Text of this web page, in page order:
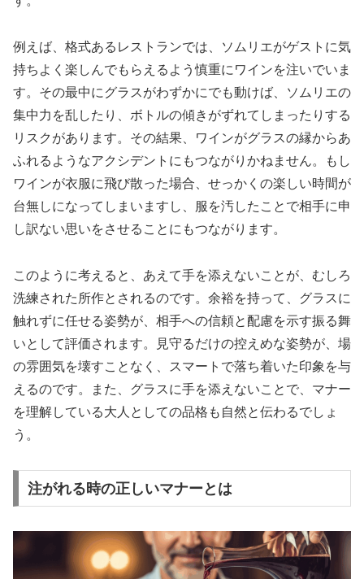
例えば、格式あるレストランでは、ソムリエがゲストに気
持ちよく楽しんでもらえるよう慎重にワインを注いでいま
す。その最中にグラスがわずかにでも動けば、ソムリエの
集中力を乱したり、ボトルの傾きがずれてしまったりする
リスクがあります。その結果、ワインがグラスの縁からあ
ふれるようなアクシデントにもつながりかねません。もし
ワインが衣服に飛び散った場合、せっかくの楽しい時間が
台無しになってしまいますし、服を汚したことで相手に申
し訳ない思いをさせることにもつながります。
このように考えると、あえて手を添えないことが、むしろ
洗練された所作とされるのです。余裕を持って、グラスに
触れずに任せる姿勢が、相手への信頼と配慮を示す振る舞
いとして評価されます。見守るだけの控えめな姿勢が、場
の雰囲気を壊すことなく、スマートで落ち着いた印象を与
えるのです。また、グラスに手を添えないことで、マナー
を理解している大人としての品格も自然と伝わるでしょ
う。
注がれる時の正しいマナーとは